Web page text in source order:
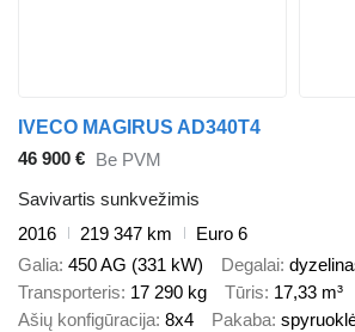
IVECO MAGIRUS AD340T4
46 900 € Be PVM
Savivartis sunkvežimis
2016
219 347 km
Euro 6
Galia 450 AG (331 kW) Degalai
Transporteris 17 290 kg Tūris 17,33 m³
Ašių konfigūracija 8x4 Pakaba